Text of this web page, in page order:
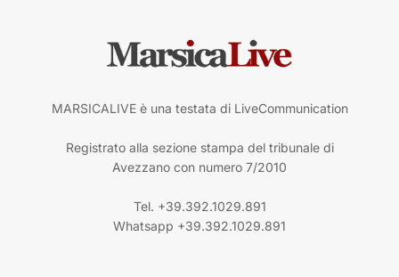
MARSICALIVE è una testata di LiveCommunication
Registrato alla sezione stampa del tribunale di
Avezzano con numero 7/2010
Tel. +39.392.1029.891
Whatsapp +39.392.1029.891